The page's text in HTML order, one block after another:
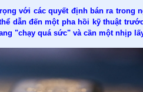
với các quyết định bán ra trong
dẫn đến một pha hồi kỹ thuật
"chạy quá sức" và cần một nhịp